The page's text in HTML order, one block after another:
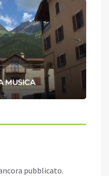
MUSICA
pubblicato.